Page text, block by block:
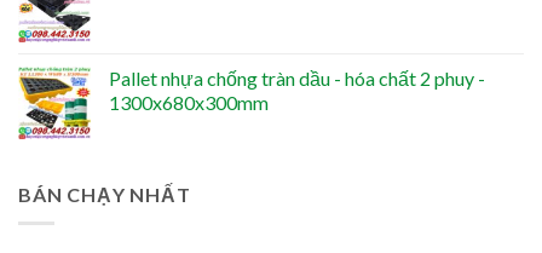
Pallet nhựa chống tràn dầu - hóa chất 2 phuy -
1300x680x300mm
BÁN CHẠY NHẤT